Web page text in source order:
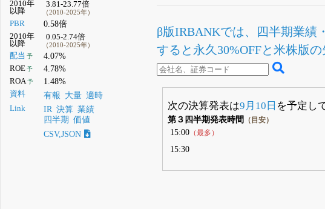
2010年
以降
3.81-23.77倍
（2010-2025年）
PBR 0.58倍
2010年
以降
0.05-2.74倍
（2010-2025年）
配当 予 4.07%
ROE予 4.78%
ROA予 1.48%
資料 有報 大量 適時
Link IR 決算 業績
四半期
価値
CSV,JSON
β版IRBANKでは、 四半期業績
すると永久30%OFFと米株版
次の決算発表は9月10日 を予定し
第３四半期発表時間 （目安）
15:00（最多）
15:30